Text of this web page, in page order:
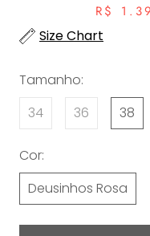
R$
Size Chart
Tamanho:
34
36 38
Cor:
Deusinhos Rosa